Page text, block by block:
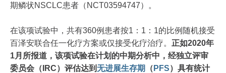
期鳞状NSCLC患者（NCT03594747）。
在该项试验中，共有360例患者按1：1：1的比例随机接受
百泽安联合任一化疗方案或仅接受化疗治疗。 正如2020年
1月所报道，该项试验在计划的中期分析中，经独立评审
委员会（IRC）评估达到无进展生存期 （ PFS）具有统计